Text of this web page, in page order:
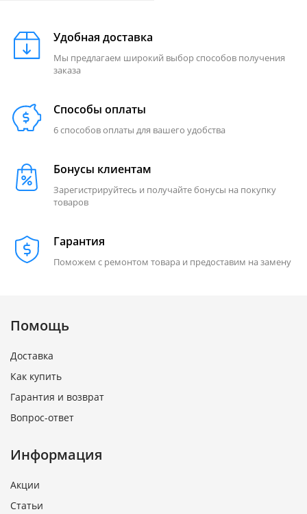
Удобная доставка
Мы предлагаем широкий выбор способов получения
заказа
Способы оплаты
6 способов оплаты для вашего удобства
Бонусы клиентам
Зарегистрируйтесь и получайте бонусы на покупку
товаров
Гарантия
Поможем с ремонтом товара и предоставим на замену
Помощь
Доставка
Как купить
Гарантия и возврат
Вопрос-ответ
Информация
Акции
Статьи